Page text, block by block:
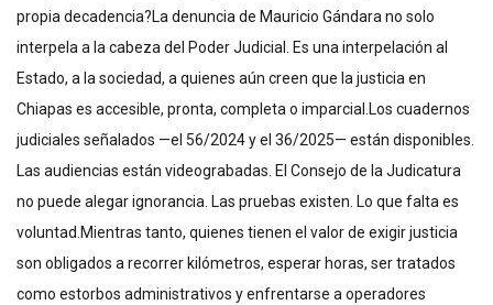
propia decadencia?La denuncia de Mauricio Gándara no solo
interpela a la cabeza del Poder Judicial. Es una interpelación al
Estado, a la sociedad, a quienes aún creen que la justicia en
Chiapas es accesible, pronta, completa o imparcial.Los cuadernos
judiciales señalados —el 56/2024 y el 36/2025— están disponibles.
Las audiencias están videograbadas. El Consejo de la Judicatura
no puede alegar ignorancia. Las pruebas existen. Lo que falta es
voluntad.Mientras tanto, quienes tienen el valor de exigir justicia
son obligados a recorrer kilómetros, esperar horas, ser tratados
como estorbos administrativos y enfrentarse a operadores